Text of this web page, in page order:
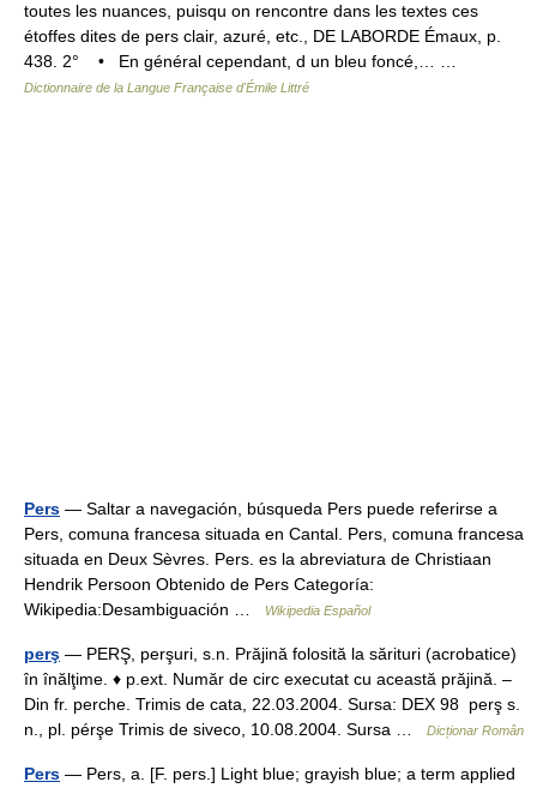
toutes les nuances, puisqu on rencontre dans les textes ces
étoffes dites de pers clair, azuré, etc., DE LABORDE Émaux, p.
438. 2° • En général cependant, d un bleu foncé,… …
Dictionnaire de la Langue Française d'Émile Littré
Pers — Saltar a navegación, búsqueda Pers puede referirse a
Pers, comuna francesa situada en Cantal. Pers, comuna francesa
situada en Deux Sèvres. Pers. es la abreviatura de Christiaan
Hendrik Persoon Obtenido de Pers Categoría:
Wikipedia:Desambiguación …
Wikipedia Español
perş — PERŞ, perşuri, s.n. Prăjină folosită la sărituri (acrobatice)
în înălţime. ♦ p.ext. Număr de circ executat cu această prăjină. –
Din fr. perche. Trimis de cata, 22.03.2004. Sursa: DEX 98 perş s.
n., pl. pérşe Trimis de siveco, 10.08.2004. Sursa …
Dicționar Român
Pers — Pers, a. [F. pers.] Light blue; grayish blue; a term applied